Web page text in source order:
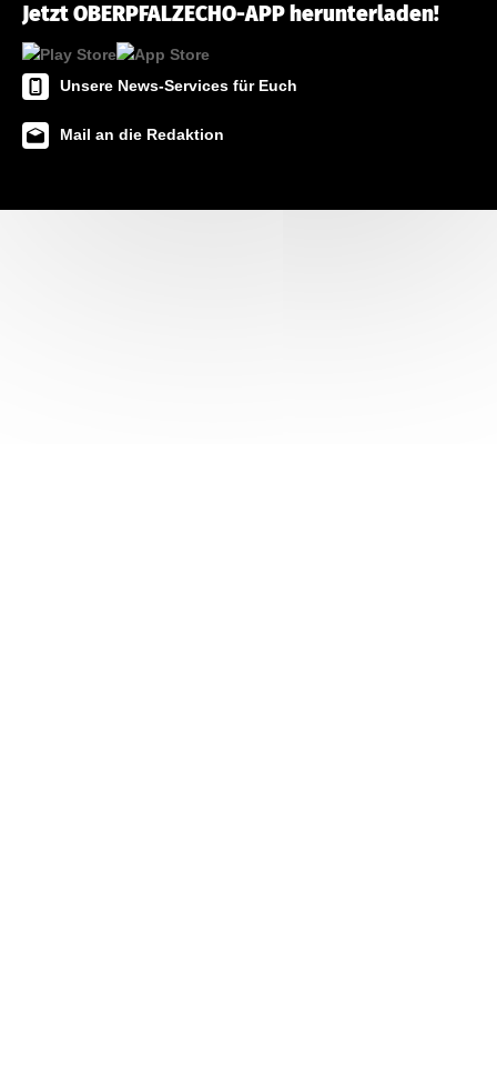
Jetzt OBERPFALZECHO-APP herunterladen!
Unsere News-Services für Euch
Mail an die Redaktion